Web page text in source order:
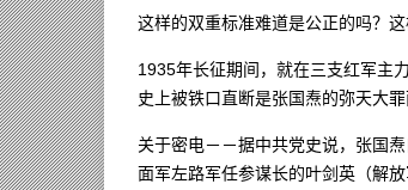
这样的双重标准难道是公正的吗？
1935年长征期间，就在三支红军主
史上被铁口直断是张国焘的弥天大
关于密电－－据中共党史说，张国
面军左路军任参谋长的叶剑英（解